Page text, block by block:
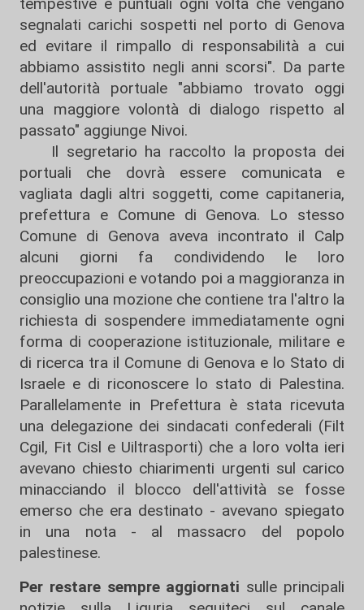
segnalati carichi sospetti nel porto di Genova
ed evitare il rimpallo di responsabilità a cui
abbiamo assistito negli anni scorsi". Da parte
dell'autorità portuale "abbiamo trovato oggi
una maggiore volontà di dialogo rispetto al
passato" aggiunge Nivoi.
Il segretario ha raccolto la proposta dei
portuali che dovrà essere comunicata e
vagliata dagli altri soggetti, come capitaneria,
prefettura e Comune di Genova. Lo stesso
Comune di Genova aveva incontrato il Calp
alcuni giorni fa condividendo le loro
preoccupazioni e votando poi a maggioranza in
consiglio una mozione che contiene tra l'altro la
richiesta di sospendere immediatamente ogni
forma di cooperazione istituzionale, militare e
di ricerca tra il Comune di Genova e lo Stato di
Israele e di riconoscere lo stato di Palestina.
Parallelamente in Prefettura è stata ricevuta
una delegazione dei sindacati confederali (Filt
Cgil, Fit Cisl e Uiltrasporti) che a loro volta ieri
avevano chiesto chiarimenti urgenti sul carico
minacciando il blocco dell'attività se fosse
emerso che era destinato - avevano spiegato
in una nota - al massacro del popolo
palestinese.
Per restare sempre aggiornati sulle principali